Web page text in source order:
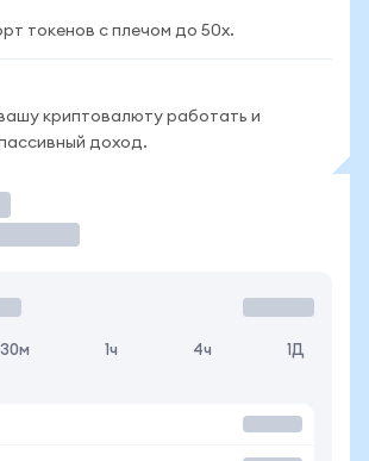
токенов с плечом до 50x.
криптовалюту работать и
доход.
30м 1ч 4ч 1Д